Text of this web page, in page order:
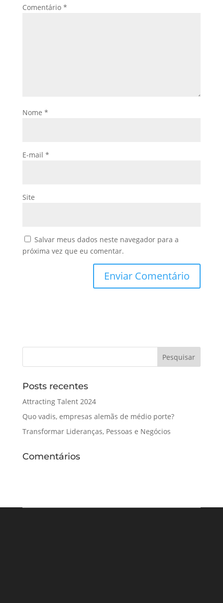
Comentário *
Nome *
E-mail *
Site
Salvar meus dados neste navegador para a
próxima vez que eu comentar.
Posts recentes
Attracting Talent 2024
Quo vadis, empresas alemãs de médio porte?
Transformar Lideranças, Pessoas e Negócios
Comentários